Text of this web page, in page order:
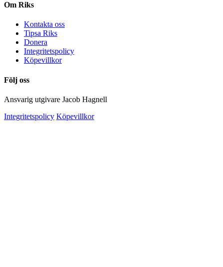
Om Riks
Kontakta oss
Tipsa Riks
Donera
Integritetspolicy
Köpevillkor
Följ oss
Ansvarig utgivare Jacob Hagnell
Integritetspolicy Köpevillkor